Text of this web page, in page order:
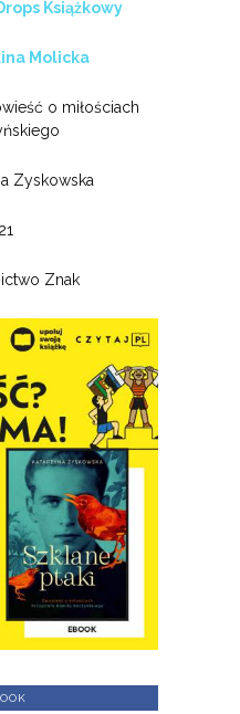
Książkowy
Molicka
o miłościach
Zyskowska
Znak